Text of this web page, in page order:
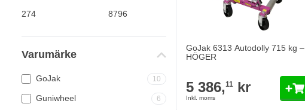
Varumärke
GoJak 10
Guniwheel 6
GoJak 6313 Autodolly 715 kg –
HÖGER
5 386,11kr